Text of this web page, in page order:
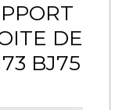
DE
BJ75